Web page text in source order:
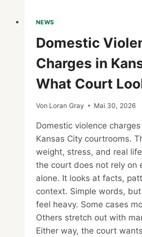
NEWS
Domestic
Charges in
What Court
Von Loran Gray Mai 30, 2026
Domestic violence
Kansas City courtrooms.
weight, stress, and real
the court does not rely on
alone. It looks at facts,
context. Simple words,
feel heavy. Some cases
Others stretch out with
Either way, the court